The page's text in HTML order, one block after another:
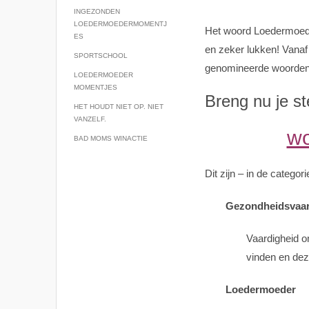
INGEZONDEN
LOEDERMOEDERMOMENTJ
ES
SPORTSCHOOL
LOEDERMOEDER
MOMENTJES
HET HOUDT NIET OP. NIET
VANZELF.
BAD MOMS WINACTIE
Het woord
en zeker lukken!
genomineerde
Breng nu je
Dit zijn – in de
Vaardigheid
vinden en
Loedermoeder